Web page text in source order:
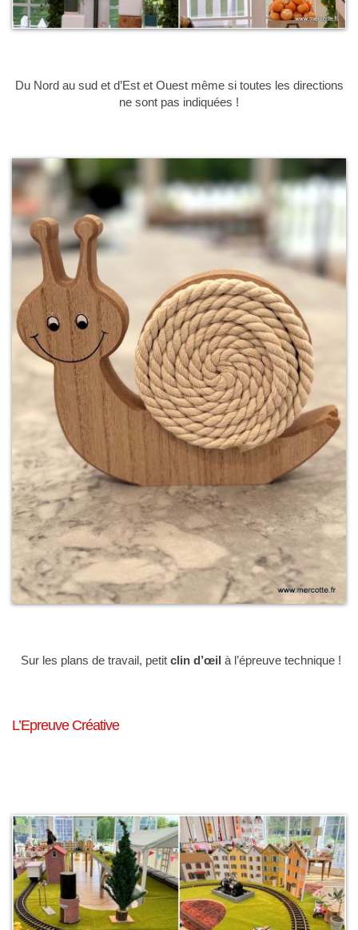
Du Nord au sud et d’Est et Ouest même si toutes les directions
ne sont pas indiquées !
Sur les plans de travail, petit clin d’œil à l’épreuve technique !
L’Epreuve Créative